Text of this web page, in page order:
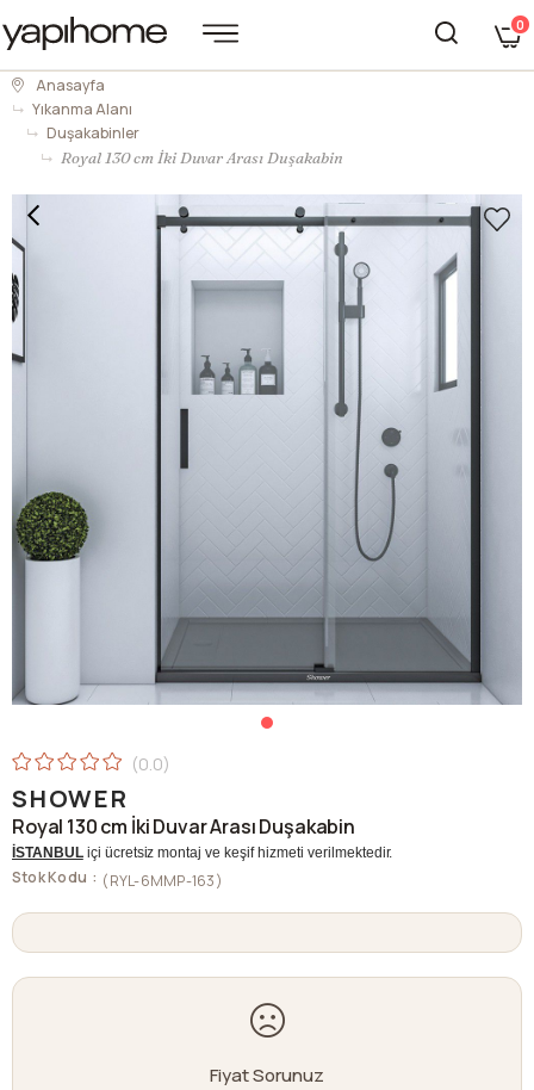
0
Anasayfa
Yıkanma Alanı
Duşakabinler
Royal 130 cm İki Duvar Arası Duşakabin
0.0
SHOWER
Royal 130 cm İki Duvar Arası Duşakabin
İSTANBULiçi ücretsiz montaj ve keşif hizmeti verilmektedir.
Stok Kodu (RYL-6MMP-163)
Fiyat Sorunuz